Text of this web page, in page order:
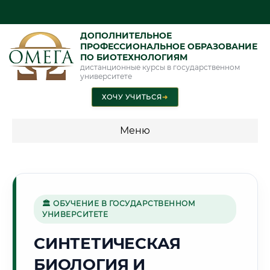
ДОПОЛНИТЕЛЬНОЕ
ПРОФЕССИОНАЛЬНОЕ ОБРАЗОВАНИЕ
ПО БИОТЕХНОЛОГИЯМ
дистанционные курсы в государственном
университете
ХОЧУ УЧИТЬСЯ➜
Меню
🏭
Г. РУСТАВИ
🏛 ОБУЧЕНИЕ В ГОСУДАРСТВЕННОМ
УНИВЕРСИТЕТЕ
СИНТЕТИЧЕСКАЯ
БИОЛОГИЯ И